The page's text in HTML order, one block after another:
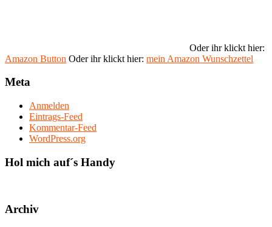
Oder ihr klickt hier:
Amazon Button Oder ihr klickt hier: mein Amazon Wunschzettel
Meta
Anmelden
Eintrags-Feed
Kommentar-Feed
WordPress.org
Hol mich auf´s Handy
Archiv